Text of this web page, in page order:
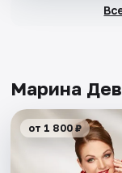
Марина
от 1 800 ₽